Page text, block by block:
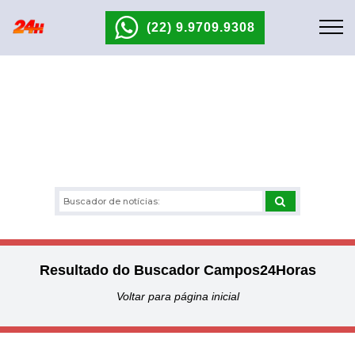
(22) 9.9709.9308
Resultado do Buscador Campos24Horas
Voltar para página inicial